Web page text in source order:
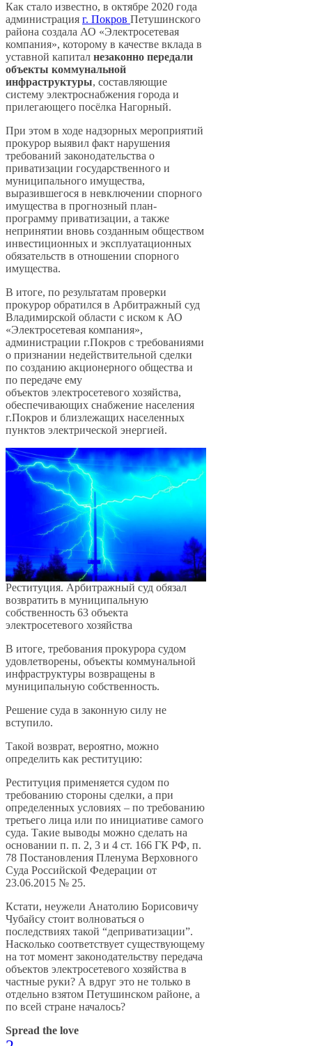
Как стало известно, в октябре 2020 года
администрация г. Покров Петушинского
района создала АО «Электросетевая
компания», которому в качестве вклада в
уставной капитал незаконно передали
объекты коммунальной
инфраструктуры, составляющие
систему электроснабжения города и
прилегающего посёлка Нагорный.
При этом в ходе надзорных мероприятий
прокурор выявил факт нарушения
требований законодательства о
приватизации государственного и
муниципального имущества,
выразившегося в невключении спорного
имущества в прогнозный план-
программу приватизации, а также
непринятии вновь созданным обществом
инвестиционных и эксплуатационных
обязательств в отношении спорного
имущества.
В итоге, по результатам проверки
прокурор обратился в Арбитражный суд
Владимирской области с иском к АО
«Электросетевая компания»,
администрации г.Покров с требованиями
о признании недействительной сделки
по созданию акционерного общества и
по передаче ему
объектов электросетевого хозяйства,
обеспечивающих снабжение населения
г.Покров и близлежащих населенных
пунктов электрической энергией.
Реституция. Арбитражный суд обязал
возвратить в муниципальную
собственность 63 объекта
электросетевого хозяйства
В итоге, требования прокурора судом
удовлетворены, объекты коммунальной
инфраструктуры возвращены в
муниципальную собственность.
Решение суда в законную силу не
вступило.
Такой возврат, вероятно, можно
определить как реституцию:
Реституция применяется судом по
требованию стороны сделки, а при
определенных условиях – по требованию
третьего лица или по инициативе самого
суда. Такие выводы можно сделать на
основании п. п. 2, 3 и 4 ст. 166 ГК РФ, п.
78 Постановления Пленума Верховного
Суда Российской Федерации от
23.06.2015 № 25.
Кстати, неужели Анатолию Борисовичу
Чубайсу стоит волноваться о
последствиях такой “деприватизации”.
Насколько соответствует существующему
на тот момент законодательству передача
объектов электросетевого хозяйства в
частные руки? А вдруг это не только в
отдельно взятом Петушинском районе, а
по всей стране началось?
Spread the love